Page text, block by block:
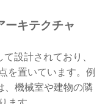
ーキテクチャ
設計されており、
を置いています。例
、機械室や建物の隣